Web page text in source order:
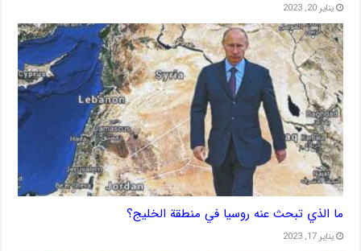
يناير 20, 2023
ما الذي تبحث عنه روسيا في منطقة الخليج؟
يناير 17, 2023